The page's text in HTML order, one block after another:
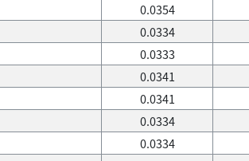
0.0354
0.0334
0.0333
0.0341
0.0341
0.0334
0.0334